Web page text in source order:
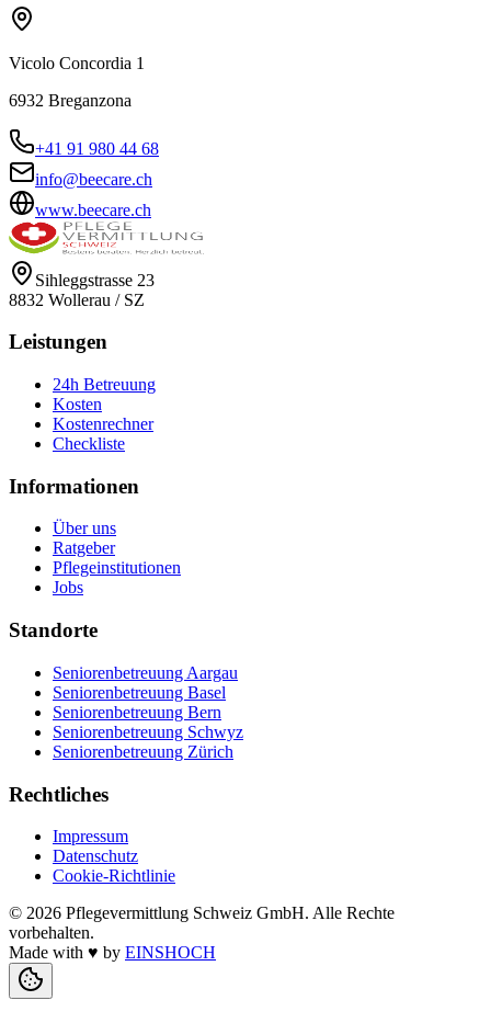
Vicolo Concordia 1
6932 Breganzona
+41 91 980 44 68
info@beecare.ch
www.beecare.ch
Sihleggstrasse 23
8832 Wollerau / SZ
Leistungen
24h Betreuung
Kosten
Kostenrechner
Checkliste
Informationen
Über uns
Ratgeber
Pflegeinstitutionen
Jobs
Standorte
Seniorenbetreuung Aargau
Seniorenbetreuung Basel
Seniorenbetreuung Bern
Seniorenbetreuung Schwyz
Seniorenbetreuung Zürich
Rechtliches
Impressum
Datenschutz
Cookie-Richtlinie
© 2026 Pflegevermittlung Schweiz GmbH. Alle Rechte
vorbehalten.
Made with ♥ by EINSHOCH